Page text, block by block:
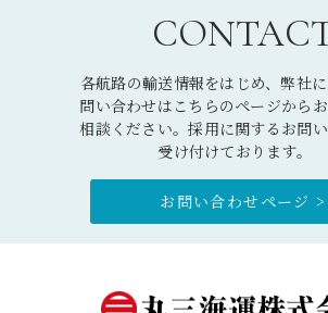
各航路の輸送情報をはじめ、弊社
問い合わせはこちらのページから
相談ください。採用に関するお問
受け付けております。
お問い合わせページ >